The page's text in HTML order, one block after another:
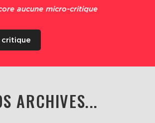
aucune micro-critique
critique
ARCHIVES...